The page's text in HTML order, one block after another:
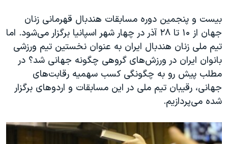
نرگس محمدی برنده جایزه نوبل صلح
همایش محافظه‌کاران آمریکا «سی‌پک»
صفحه‌های ویژه
سفر پرزیدنت ترامپ به چین
بیست و پنجمین دوره مسابقات هندبال قهرمانی زنان
جهان از ۱۰ تا ۲۸ آذر در چهار شهر اسپانیا برگزار می‌شود. اما
تیم‌ ملی زنان هندبال ایران به عنوان نخستین تیم ورزشی
بانوان ایران ‌در ورزش‌های گروهی چگونه جهانی شد؟ در
مطلب پیش رو‌ به چگونگی کسب سهمیه رقابت‌های
جهانی، رقیبان تیم ملی در این‌ مسابقات و اردوهای برگزار
شده می‌پردازیم.